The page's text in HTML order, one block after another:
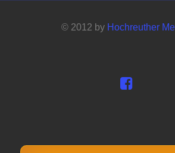
© 2012 by Hochreuther